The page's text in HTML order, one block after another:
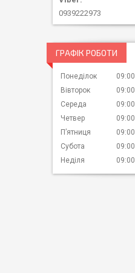
0939222973
ГРАФІК РОБОТИ
Понеділок 09:00
Вівторок
09:00
Середа
09:00
Четвер
09:00
Пʼятниця
09:00
Субота
09:00
Неділя
09:00